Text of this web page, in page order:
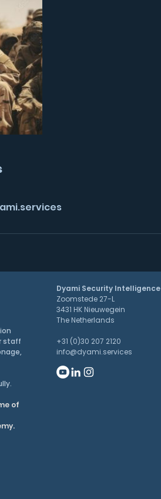
staff
of
Dyami Security Intelligence
Zoomstede 27-L
3431 HK Nieuwegein
The Netherlands
+31 (0)30 207 2120
info@dyami.services